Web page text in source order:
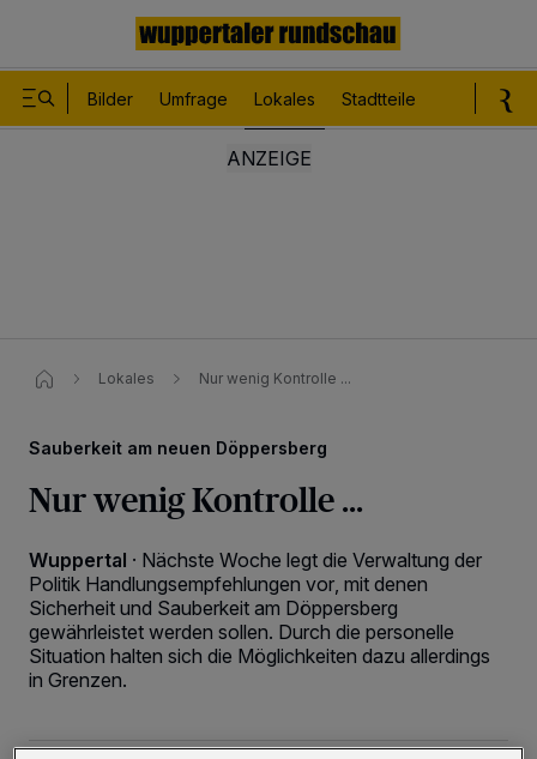
Bilder Umfrage Lokales Stadtteile
Lokales Nur wenig Kontrolle ...
Sauberkeit am neuen Döppersberg
Nur wenig Kontrolle ...
Wuppertal · Nächste Woche legt die Verwaltung der
Politik Handlungsempfehlungen vor, mit denen
Sicherheit und Sauberkeit am Döppersberg
gewährleistet werden sollen. Durch die personelle
Situation halten sich die Möglichkeiten dazu allerdings
in Grenzen.